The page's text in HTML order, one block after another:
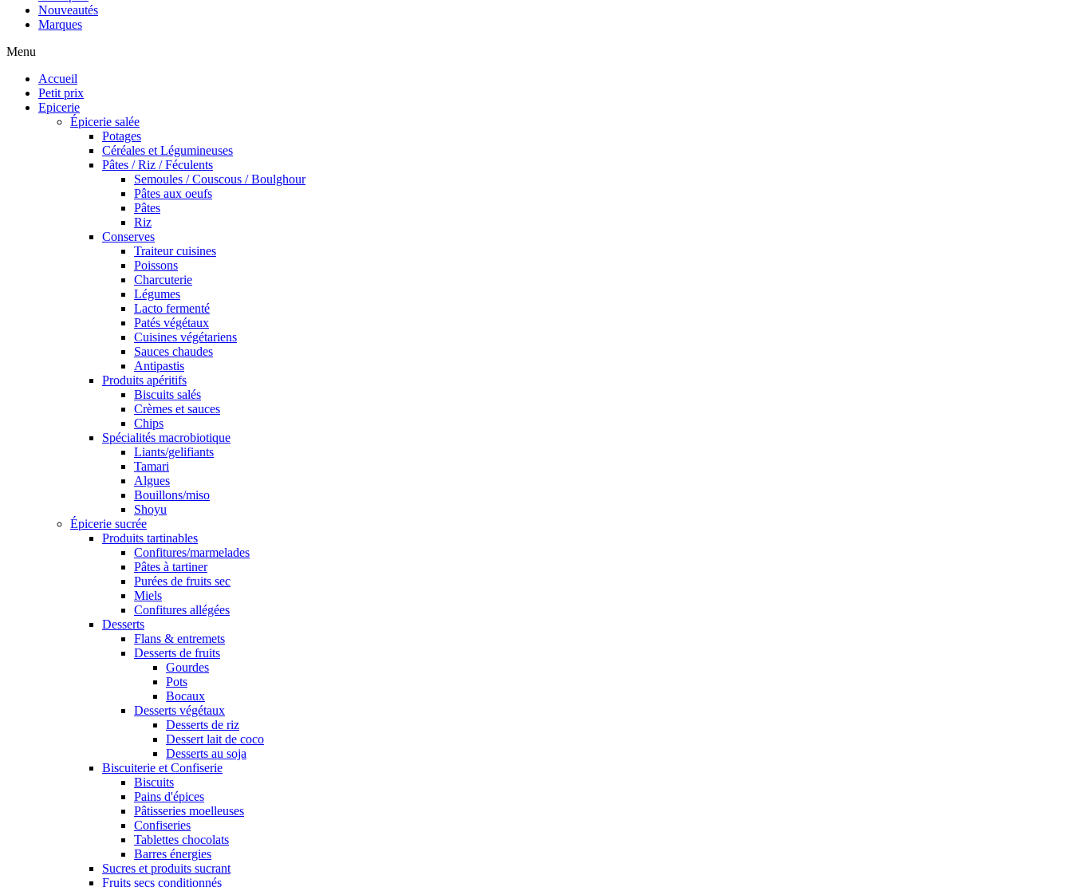
Nouveautés
Marques
Menu
Accueil
Petit prix
Epicerie
Épicerie salée
Potages
Céréales et Légumineuses
Pâtes / Riz / Féculents
Semoules / Couscous / Boulghour
Pâtes aux oeufs
Pâtes
Riz
Conserves
Traiteur cuisines
Poissons
Charcuterie
Légumes
Lacto fermenté
Patés végétaux
Cuisines végétariens
Sauces chaudes
Antipastis
Produits apéritifs
Biscuits salés
Crèmes et sauces
Chips
Spécialités macrobiotique
Liants/gelifiants
Tamari
Algues
Bouillons/miso
Shoyu
Épicerie sucrée
Produits tartinables
Confitures/marmelades
Pâtes à tartiner
Purées de fruits sec
Miels
Confitures allégées
Desserts
Flans & entremets
Desserts de fruits
Gourdes
Pots
Bocaux
Desserts végétaux
Desserts de riz
Dessert lait de coco
Desserts au soja
Biscuiterie et Confiserie
Biscuits
Pains d'épices
Pâtisseries moelleuses
Confiseries
Tablettes chocolats
Barres énergies
Sucres et produits sucrant
Fruits secs conditionnés